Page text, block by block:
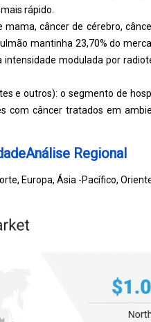
rápido.
câncer de cérebro,
mantinha 23,70% do
modulada por
e outros): o segmento de
com câncer tratados em
Regional
Europa, Ásia -Pacífico,